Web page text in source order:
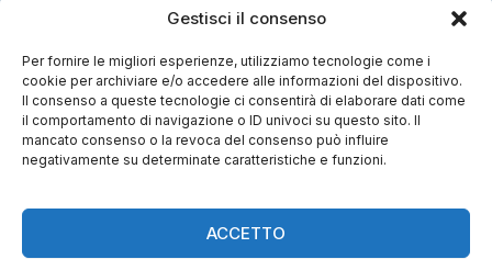
Gestisci il consenso
Per fornire le migliori esperienze, utilizziamo tecnologie come i
cookie per archiviare e/o accedere alle informazioni del dispositivo.
Il consenso a queste tecnologie ci consentirà di elaborare dati come
il comportamento di navigazione o ID univoci su questo sito. Il
mancato consenso o la revoca del consenso può influire
negativamente su determinate caratteristiche e funzioni.
ACCETTO
SEGUICI SUI SOCIAL
CI TROVI ANCHE SU: